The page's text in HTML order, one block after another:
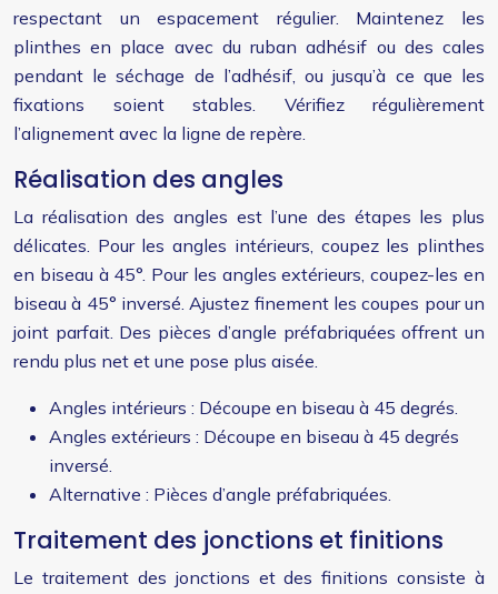
respectant un espacement régulier. Maintenez les
plinthes en place avec du ruban adhésif ou des cales
pendant le séchage de l’adhésif, ou jusqu’à ce que les
fixations soient stables. Vérifiez régulièrement
l’alignement avec la ligne de repère.
Réalisation des angles
La réalisation des angles est l’une des étapes les plus
délicates. Pour les angles intérieurs, coupez les plinthes
en biseau à 45°. Pour les angles extérieurs, coupez-les en
biseau à 45° inversé. Ajustez finement les coupes pour un
joint parfait. Des pièces d’angle préfabriquées offrent un
rendu plus net et une pose plus aisée.
Angles intérieurs : Découpe en biseau à 45 degrés.
Angles extérieurs : Découpe en biseau à 45 degrés
inversé.
Alternative : Pièces d’angle préfabriquées.
Traitement des jonctions et finitions
Le traitement des jonctions et des finitions consiste à